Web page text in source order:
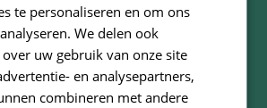
- 46 16 39
mail
te personaliseren en om ons
We delen ook
uw gebruik van onze site
en analysepartners,
combineren met andere